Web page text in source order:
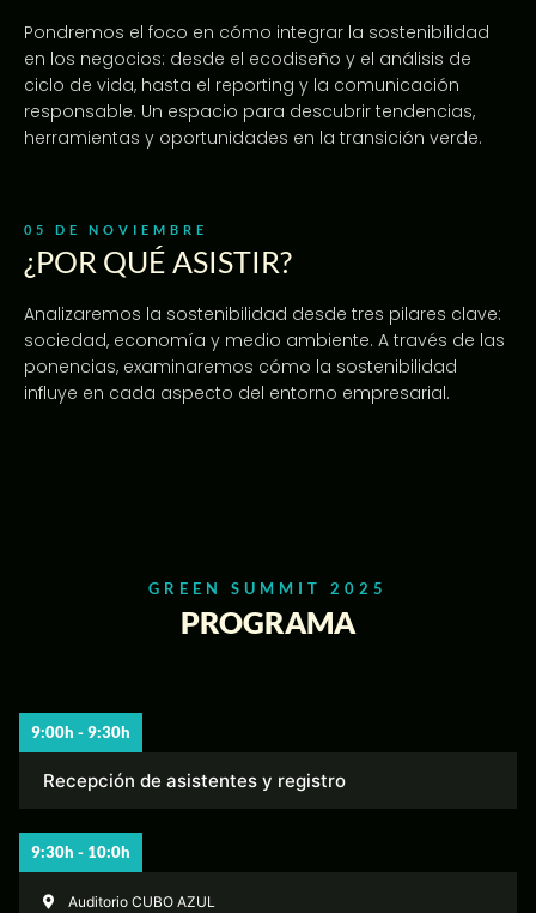
Pondremos el foco en cómo integrar la sostenibilidad
en los negocios: desde el ecodiseño y el análisis de
ciclo de vida, hasta el reporting y la comunicación
responsable. Un espacio para descubrir tendencias,
herramientas y oportunidades en la transición verde.
05 DE NOVIEMBRE
¿POR QUÉ ASISTIR?
Analizaremos la sostenibilidad desde tres pilares clave:
sociedad, economía y medio ambiente. A través de las
ponencias, examinaremos cómo la sostenibilidad
influye en cada aspecto del entorno empresarial.
GREEN SUMMIT 2025
PROGRAMA
9:00h - 9:30h​
Recepción de asistentes y registro
9:30h - 10:0h
Auditorio CUBO AZUL